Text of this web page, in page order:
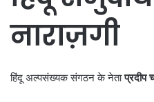
नाराज़गी
हिंदू अल्पसंख्यक संगठन के नेताप्रदीप